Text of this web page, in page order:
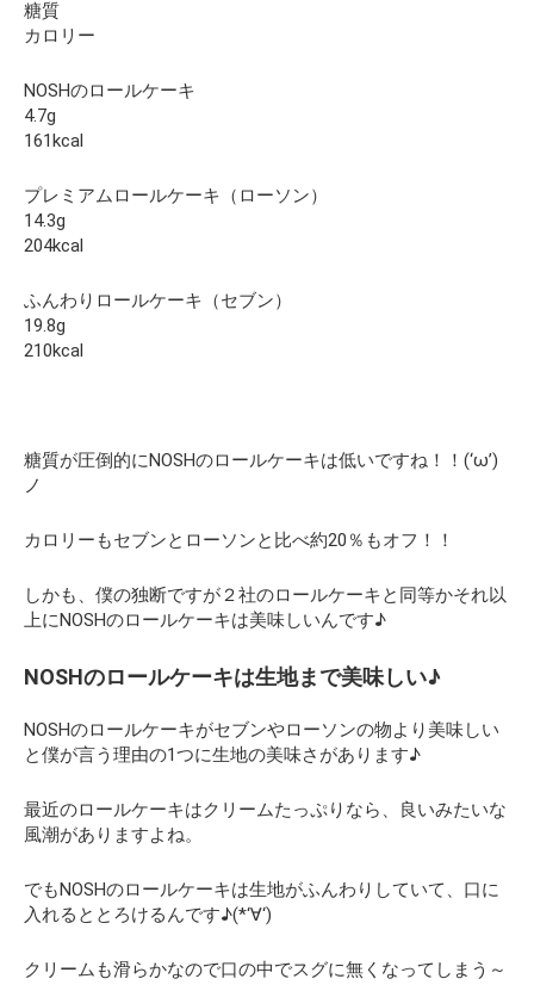
糖質
カロリー
NOSHのロールケーキ
4.7g
161kcal
プレミアムロールケーキ（ローソン）
14.3g
204kcal
ふんわりロールケーキ（セブン）
19.8g
210kcal
糖質が圧倒的にNOSHのロールケーキは低いですね！！(‘ω’)
ノ
カロリーもセブンとローソンと比べ約20％もオフ！！
しかも、僕の独断ですが２社のロールケーキと同等かそれ以
上にNOSHのロールケーキは美味しいんです♪
NOSHのロールケーキは生地まで美味しい♪
NOSHのロールケーキがセブンやローソンの物より美味しい
と僕が言う理由の1つに生地の美味さがあります♪
最近のロールケーキはクリームたっぷりなら、良いみたいな
風潮がありますよね。
でもNOSHのロールケーキは生地がふんわりしていて、口に
入れるととろけるんです♪(*‘∀‘)
クリームも滑らかなので口の中でスグに無くなってしまう～